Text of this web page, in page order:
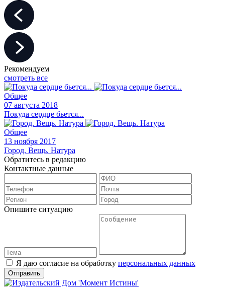
Рекомендуем
смотреть все
Общее
07 августа 2018
Покуда сердце бьется...
Общее
13 ноября 2017
Город. Вещь. Натура
Обратитесь в редакцию
Контактные данные
Опишите ситуацию
Я даю согласие на обработку персональных данных